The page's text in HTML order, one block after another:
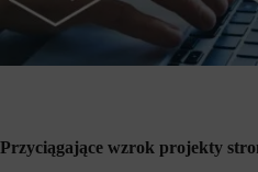
Przyciągające wzrok projekty